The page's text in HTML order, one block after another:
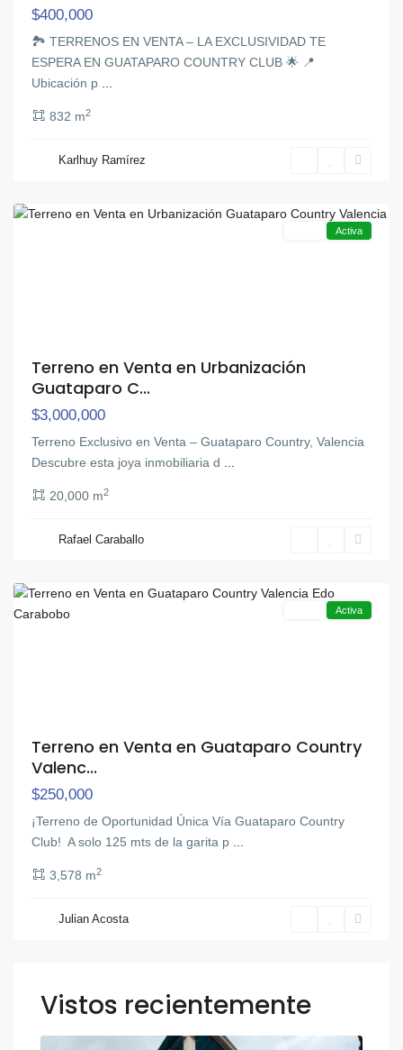
$400,000
🏞️ TERRENOS EN VENTA – LA EXCLUSIVIDAD TE
ESPERA EN GUATAPARO COUNTRY CLUB 🌟 📍
Ubicación p
832 m2
Karlhuy Ramírez
Guataparo,
Activa
Terreno en Venta en Urbanización
Guataparo C...
$3,000,000
Terreno Exclusivo en Venta – Guataparo Country, Valencia
Descubre esta joya inmobiliaria d
20,000 m2
Rafael Caraballo
Guataparo ,
Activa
Terreno en Venta en Guataparo Country
Valenc...
$250,000
¡Terreno de Oportunidad Única Vía Guataparo Country
Club! ‎ ‎A solo 125 mts de la garita p
3,578 m2
Julian Acosta
Vistos recientemente
Otra,
Valencia